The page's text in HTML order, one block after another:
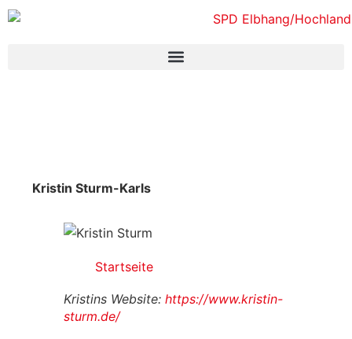
Kristin Sturm-Karls
Startseite
Kristins Website:https://www.kristin-
sturm.de/